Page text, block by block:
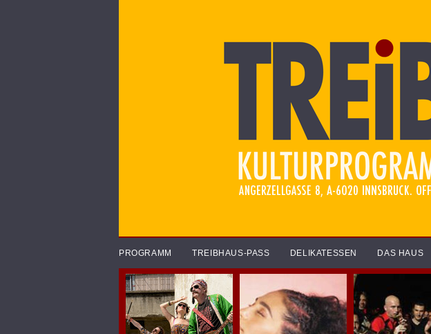
PROGRAMM TREIBHAUS-PASS DELIKATESSEN DAS HAUS